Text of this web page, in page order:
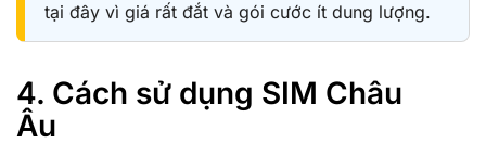
tại đây vì giá rất đắt và gói cước ít dung lượng.
4. Cách sử dụng SIM Châu
Âu